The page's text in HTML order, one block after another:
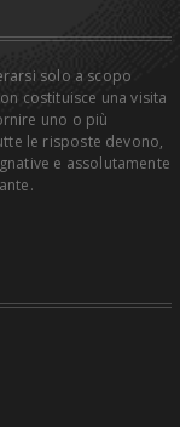
solo a scopo
costituisce una visita
uno o più
le risposte devono,
e assolutamente